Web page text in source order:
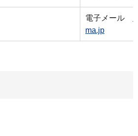
電子メール
ma.jp